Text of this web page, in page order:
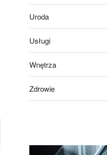
Uroda
Usługi
Wnętrza
Zdrowie